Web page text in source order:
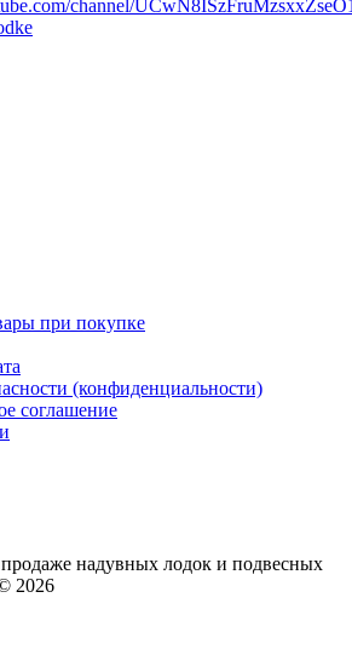
channel/
при покупке
(конфиденциальности)
соглашение
надувных лодок и подвесных
2026